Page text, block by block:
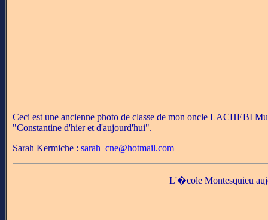
Ceci est une ancienne photo de classe de mon oncle LACHEBI
"Constantine d'hier et d'aujourd'hui".
Sarah Kermiche : sarah_cne@hotmail.com
L'�cole Montesquieu